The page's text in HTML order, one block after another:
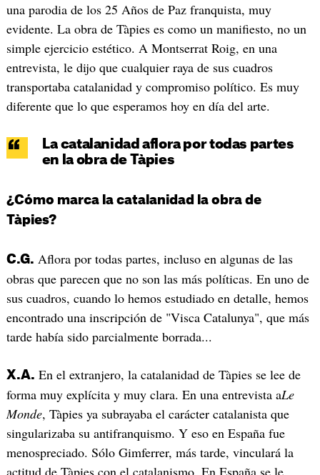
una parodia de los 25 Años de Paz franquista, muy
evidente. La obra de Tàpies es como un manifiesto, no un
simple ejercicio estético. A Montserrat Roig, en una
entrevista, le dijo que cualquier raya de sus cuadros
transportaba catalanidad y compromiso político. Es muy
diferente que lo que esperamos hoy en día del arte.
La catalanidad aflora por todas partes
en la obra de Tàpies
¿Cómo marca la catalanidad la obra de
Tàpies?
C.G. Aflora por todas partes, incluso en algunas de las
obras que parecen que no son las más políticas. En uno de
sus cuadros, cuando lo hemos estudiado en detalle, hemos
encontrado una inscripción de "Visca Catalunya", que más
tarde había sido parcialmente borrada...
X.A. En el extranjero, la catalanidad de Tàpies se lee de
forma muy explícita y muy clara. En una entrevista aLe
Monde, Tàpies ya subrayaba el carácter catalanista que
singularizaba su antifranquismo. Y eso en España fue
menospreciado. Sólo Gimferrer, más tarde, vinculará la